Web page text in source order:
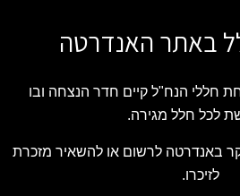
באתר האנדרטה
חללי הנח"ל קיים חדר הנצחה ובו
לכל חלל מגירה.
באנדרטה לרשום או להשאיר מזכרת
לזיכרו.